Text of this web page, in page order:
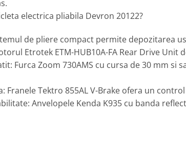
electrica pliabila Devron 20122?
de pliere compact permite depozitarea
Etrotek ETM-HUB10A-FA Rear Drive Unit
Furca Zoom 730AMS cu cursa de 30 mm si
Franele Tektro 855AL V-Brake ofera un
Anvelopele Kenda K935 cu banda